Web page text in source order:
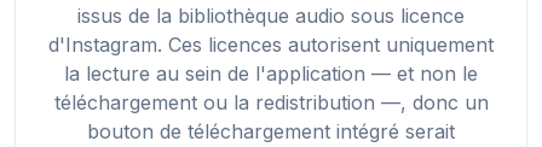
issus de la bibliothèque audio sous licence
d'Instagram. Ces licences autorisent uniquement
la lecture au sein de l'application — et non le
téléchargement ou la redistribution —, donc un
bouton de téléchargement intégré serait